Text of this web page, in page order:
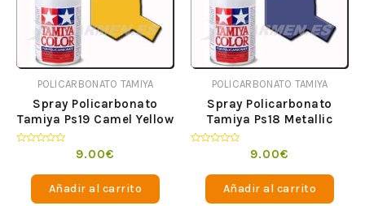
POLICARBONATO TAMIYA
Spray Policarbonato
Tamiya Ps19 Camel Yellow
9.00€
Añadir al carrito
POLICARBONATO TAMIYA
Spray Policarbonato
Tamiya Ps18 Metallic
9.00€
Añadir al carrito